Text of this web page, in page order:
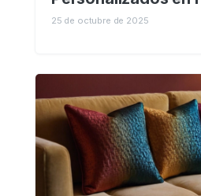
25 de octubre de 2025